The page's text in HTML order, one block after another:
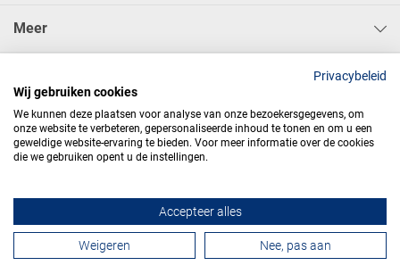
Meer
Algemene voorwaarden Privacy Webdesign
Contactformulier
Privacybeleid
Wij gebruiken cookies
We kunnen deze plaatsen voor analyse van onze bezoekersgegevens, om
onze website te verbeteren, gepersonaliseerde inhoud te tonen en om u een
geweldige website-ervaring te bieden. Voor meer informatie over de cookies
die we gebruiken opent u de instellingen.
Accepteer alles
Weigeren Nee, pas aan